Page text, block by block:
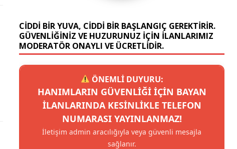
CIDDI BIR YUVA, CIDDI BIR BAŞLANGIÇ GEREKTIRIR.
GÜVENLIĞINIZ VE HUZURUNUZ IÇIN ILANLARIMIZ
MODERATÖR ONAYLI VE ÜCRETLIDIR.
ÖNEMLİ DUYURU:
HANIMLARIN GÜVENLIĞI IÇIN BAYAN
ILANLARINDA KESINLIKLE TELEFON
NUMARASI YAYINLANMAZ!
İletişim admin aracılığıyla veya güvenli mesajla
sağlanır.